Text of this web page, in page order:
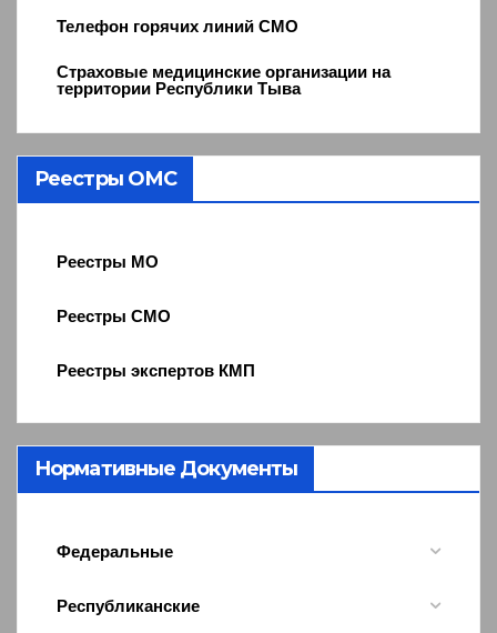
Телефон горячих линий СМО
Страховые медицинские организации на
территории Республики Тыва
Реестры ОМС
Реестры МО
Реестры СМО
Реестры экспертов КМП
Нормативные Документы
Федеральные
Республиканские